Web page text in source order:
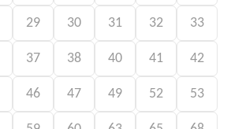
29 30 31 32 33
37 38 40 41 42
46 47 49 52 53